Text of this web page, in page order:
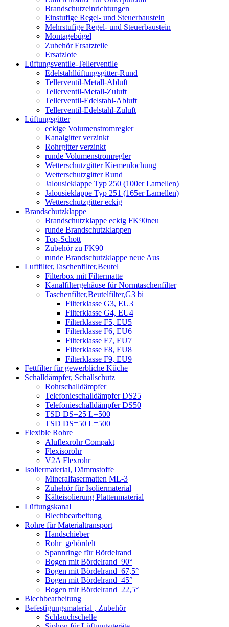
Brandschutzeinrichtungen
Einstufige Regel- und Steuerbaustein
Mehrstufige Regel- und Steuerbaustein
Montagebügel
Zubehör Ersatzteile
Ersatzlote
Lüftungsventile-Tellerventile
Edelstahllüftungsgitter-Rund
Tellerventil-Metall-Abluft
Tellerventil-Metall-Zuluft
Tellerventil-Edelstahl-Abluft
Tellerventil-Edelstahl-Zuluft
Lüftungsgitter
eckige Volumenstromregler
Kanalgitter verzinkt
Rohrgitter verzinkt
runde Volumenstromregler
Wetterschutzgitter Kiemenlochung
Wetterschutzgitter Rund
Jalousieklappe Typ 250 (100er Lamellen)
Jalousieklappe Typ 251 (165er Lamellen)
Wetterschutzgitter eckig
Brandschutzklappe
Brandschutzklappe eckig FK90neu
runde Brandschutzklappen
Top-Schott
Zubehör zu FK90
runde Brandschutzklappe neue Aus
Luftfilter,Taschenfilter,Beutel
Filterbox mit Filtermatte
Kanalfiltergehäuse für Normtaschenfilter
Taschenfilter,Beutelfilter,G3 bi
Filterklasse G3, EU3
Filterklasse G4, EU4
Filterklasse F5, EU5
Filterklasse F6, EU6
Filterklasse F7, EU7
Filterklasse F8, EU8
Filterklasse F9, EU9
Fettfilter für gewerbliche Küche
Schalldämpfer, Schallschutz
Rohrschalldämpfer
Telefonieschalldämpfer DS25
Telefonieschalldämpfer DS50
TSD DS=25 L=500
TSD DS=50 L=500
Flexible Rohre
Aluflexrohr Compakt
Flexisorohr
V2A Flexrohr
Isoliermaterial, Dämmstoffe
Mineralfasermatten ML-3
Zuhehör für Isoliermaterial
Kälteisolierung Plattenmaterial
Lüftungskanal
Blechbearbeitung
Rohre für Materialtransport
Handschieber
Rohr_gebördelt
Spannringe für Bördelrand
Bogen mit Bördelrand_90°
Bogen mit Bördelrand_67,5°
Bogen mit Bördelrand_45°
Bogen mit Bördelrand_22,5°
Blechbearbeitung
Befestigungsmaterial , Zubehör
Schlauchschelle